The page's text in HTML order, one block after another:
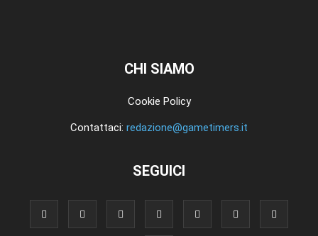
CHI SIAMO
Cookie Policy
Contattaci: redazione@gametimers.it
SEGUICI